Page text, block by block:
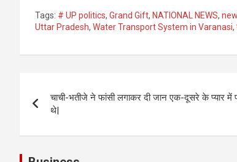
Tags: # UP politics, Grand Gift, NATIONAL NEWS,
Uttar Pradesh, Water Transport System in Varanasi,
navigation
चाची-भतीजे ने फांसी लगाकर दी जान एक-दूसरे के प्यार में
थे|